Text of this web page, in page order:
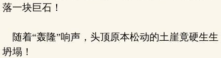
落一块巨石！
随着“轰隆”响声，头顶原本松动的土崖竟硬生生
坍塌！